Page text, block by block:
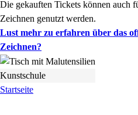
Die gekauften Tickets können auch
Zeichnen genutzt werden.
Lust mehr zu erfahren über das
Zeichnen?
Kunstschule
Startseite